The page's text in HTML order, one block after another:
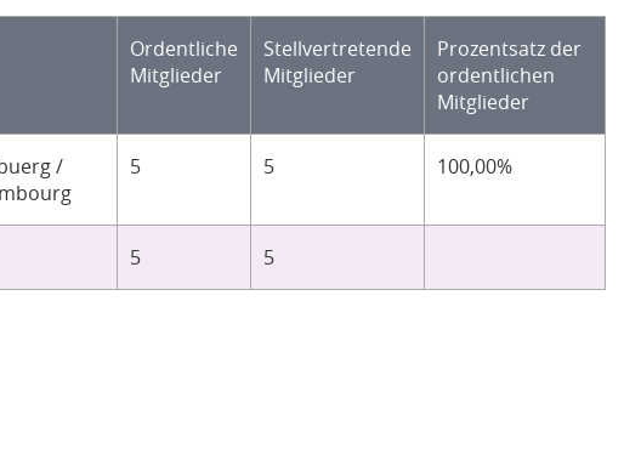
Ordentliche
Mitglieder
Stellvertretende
Mitglieder
Prozentsatz der
ordentlichen
Mitglieder
/
5 5 100,00%
5 5